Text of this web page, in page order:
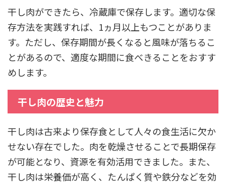
干し肉ができたら、冷蔵庫で保存します。適切な保
存方法を実践すれば、1ヵ月以上もつことがありま
す。ただし、保存期間が長くなると風味が落ちるこ
とがあるので、適度な期間に食べきることをおすす
めします。
干し肉の歴史と魅力
干し肉は古来より保存食として人々の食生活に欠か
せない存在でした。肉を乾燥させることで長期保存
が可能となり、資源を有効活用できました。また、
干し肉は栄養価が高く、たんぱく質や鉄分などを効